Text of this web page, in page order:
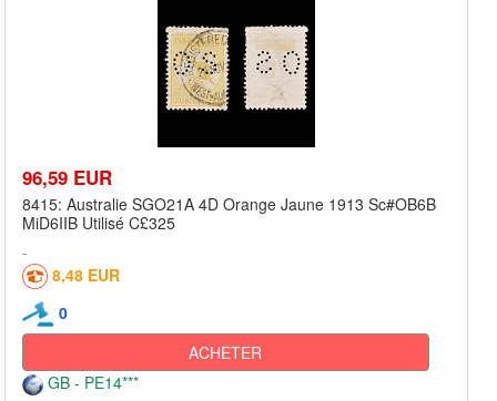
96,59 EUR
8415: Australie SGO21A 4D Orange Jaune 1913 Sc#OB6B
MiD6IIB Utilisé C£325
8,48 EUR
0
ACHETER
GB - PE14***